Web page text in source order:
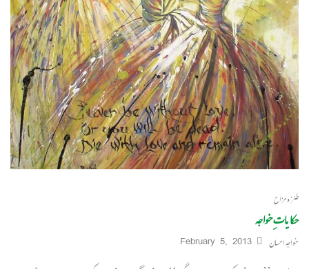
طنز و مزاح
حکایاتِ خواجہ
خواجہ احسان February 5, 2013